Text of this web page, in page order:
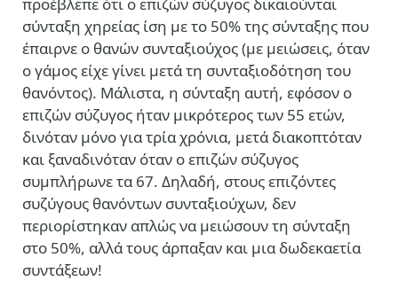
σύνταξη χηρείας ίση με το 50% της σύνταξης που
έπαιρνε ο θανών συνταξιούχος (με μειώσεις, όταν
ο γάμος είχε γίνει μετά τη συνταξιοδότηση του
θανόντος). Μάλιστα, η σύνταξη αυτή, εφόσον ο
επιζών σύζυγος ήταν μικρότερος των 55 ετών,
δινόταν μόνο για τρία χρόνια, μετά διακοπτόταν
και ξαναδινόταν όταν ο επιζών σύζυγος
συμπλήρωνε τα 67. Δηλαδή, στους επιζόντες
συζύγους θανόντων συνταξιούχων, δεν
περιορίστηκαν απλώς να μειώσουν τη σύνταξη
στο 50%, αλλά τους άρπαξαν και μια δωδεκαετία
συντάξεων!